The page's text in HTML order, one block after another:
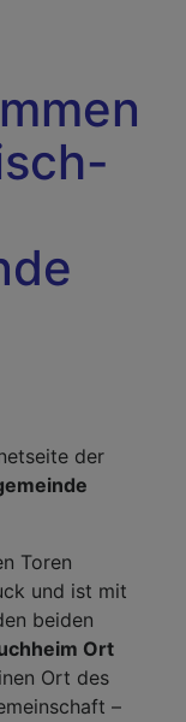
der
Toren
und ist mit
beiden
Ort
Ort des
–